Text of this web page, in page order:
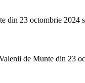
23 octombrie 2024
de Munte din 23